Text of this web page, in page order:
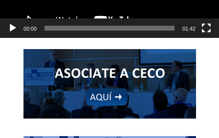
00:00 01:42